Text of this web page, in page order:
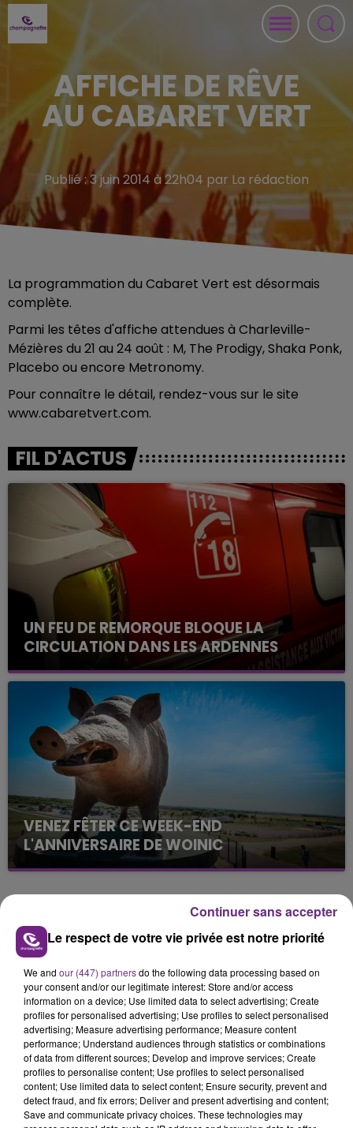
AFFICHE DE RÊVE
AU CABARET VERT
Publié : 3 juin 2014 à 22h04 par La rédaction
La programmation du Cabaret Vert est désormais
complète.
Parmi les têtes d'affiche attendues à Charleville-
Mézières du 21 au 24 août : M, The Prodigy, Shaka Ponk,
Placebo ou encore Metronomy.
Pour connaître le détail, rendez-vous sur le site
www.cabaretvert.com.
FIL D'ACTUS
UN FEU DE REMORQUE BLOQUE LA
CIRCULATION DANS LES ARDENNES
Un feu de remorque s'est déclaré ce mercredi en
fin de matinée sur l'A34.
VENEZ FÊTER CE WEEK-END
L'ANNIVERSAIRE DE WOINIC
Ce samedi 8 août sera un grand jour :
MICHAEL JACKSON
DJ GOJA & JASON DERULO &
Le respect de votre vie privée est notre priorité
We and our (447) partnersdo the following data processing based on
your consent and/or our legitimate interest: Store and/or access
information on a device; Use limited data to select advertising; Create
profiles for personalised advertising; Use profiles to select personalised
advertising; Measure advertising performance; Measure content
performance; Understand audiences through statistics or combinations
of data from different sources; Develop and improve services; Create
profiles to personalise content; Use profiles to select personalised
content; Use limited data to select content; Ensure security, prevent and
detect fraud, and fix errors; Deliver and present advertising and content;
Save and communicate privacy choices. These technologies may
Continuer sans accepter